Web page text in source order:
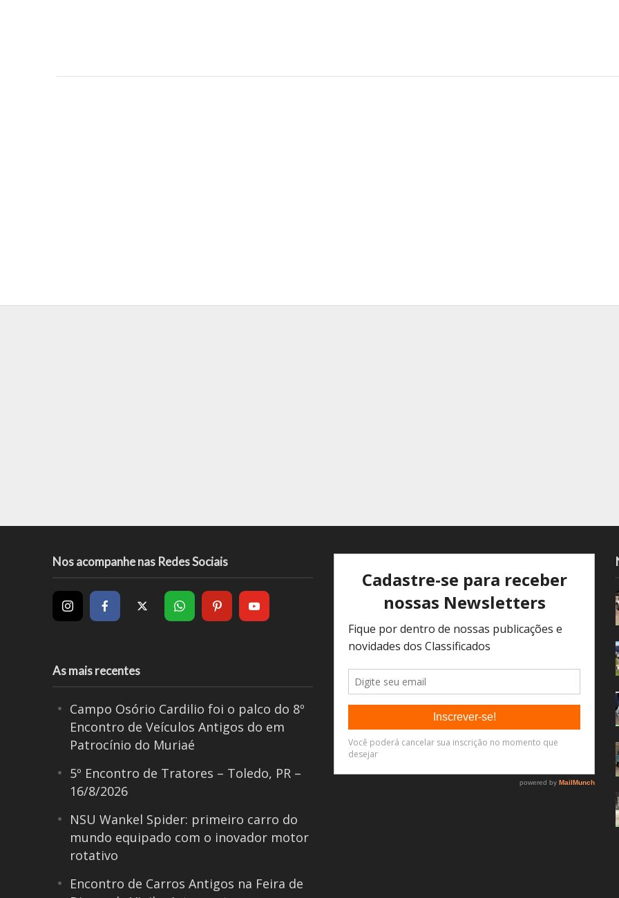
Nos acompanhe nas Redes Sociais
As mais recentes
Campo Osório Cardilio foi o palco do 8º
Encontro de Veículos Antigos do em
Patrocínio do Muriaé
5º Encontro de Tratores – Toledo, PR –
16/8/2026
NSU Wankel Spider: primeiro carro do
mundo equipado com o inovador motor
rotativo
Encontro de Carros Antigos na Feira de